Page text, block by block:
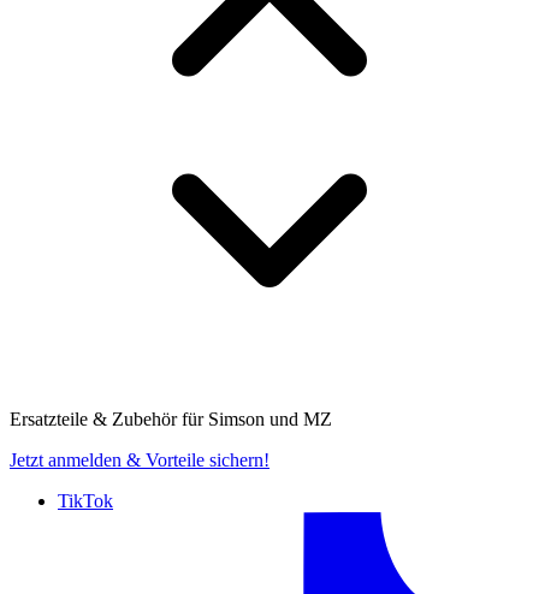
Ersatzteile & Zubehör für Simson und MZ
Jetzt anmelden & Vorteile sichern!
TikTok